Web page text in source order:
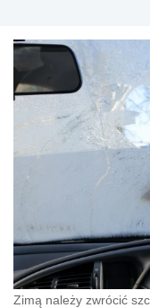
Zimą należy zwrócić